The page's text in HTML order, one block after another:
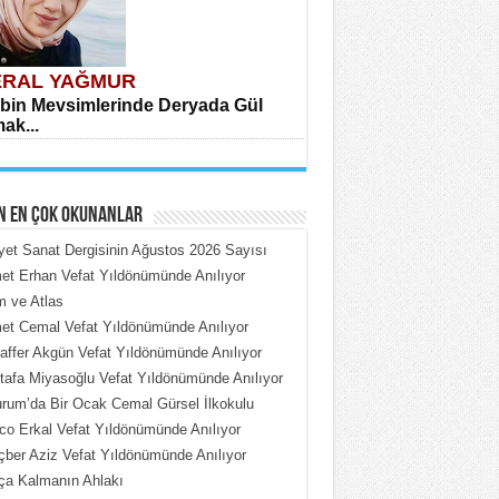
YAĞMUR
Mevsimlerinde Deryada Gül
ÇOBAN
Put Dışardaki Maskeler...
EN ÇOK OKUNANLAR
Sanat Dergisinin Ağustos 2026 Sayısı
Erhan Vefat Yıldönümünde Anılıyor
ve Atlas
Cemal Vefat Yıldönümünde Anılıyor
Akgün Vefat Yıldönümünde Anılıyor
Miyasoğlu Vefat Yıldönümünde Anılıyor
Bir Ocak Cemal Gürsel İlkokulu
Erkal Vefat Yıldönümünde Anılıyor
Aziz Vefat Yıldönümünde Anılıyor
Kalmanın Ahlakı